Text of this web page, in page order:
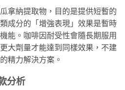
拿納提取物，目的是提供短暫的
成分的「增強表現」效果是暫時
能。咖啡因耐受性會隨長期服用
大劑量才能達到同樣效果，不建
精力解決方案。
分析